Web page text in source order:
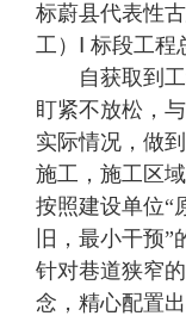
标蔚县代表性
工）Ⅰ 标段工程
自获取到工
盯紧不放松，
实际情况，做
施工，施工区
按照建设单位“
旧，最小干预”
针对巷道狭窄
念，精心配置